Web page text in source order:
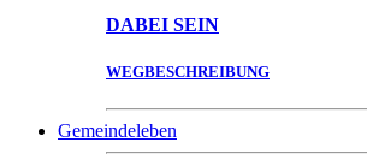
DABEI SEIN
WEGBESCHREIBUNG
Gemeindeleben